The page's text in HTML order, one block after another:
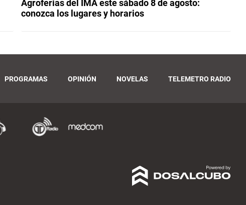
Agroferias del IMA este sábado 8 de agosto:
conozca los lugares y horarios
PROGRAMAS OPINIÓN NOVELAS TELEMETRO RADIO